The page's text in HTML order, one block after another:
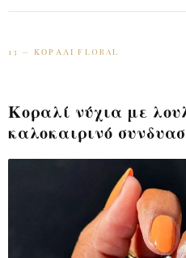
13 — ΚΟΡΑΛΊ FLORAL
Κοραλί νύχια με
καλοκαιρινό